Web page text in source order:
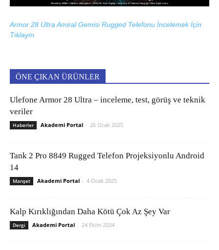
Armor 28 Ultra Amiral Gemisi Rugged Telefonu İncelemek İçin
Tıklayın
ÖNE ÇIKAN ÜRÜNLER
Ulefone Armor 28 Ultra – inceleme, test, görüş ve teknik
veriler
Haberler Akademi Portal - 26 Ocak 2025
Tank 2 Pro 8849 Rugged Telefon Projeksiyonlu Android
14
Manşet Akademi Portal - 4 Ocak 2025
Kalp Kırıklığından Daha Kötü Çok Az Şey Var
Dergi Akademi Portal - 24 Ekim 2024